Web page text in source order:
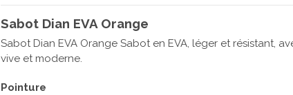
Sabot Dian EVA Orange
Sabot Dian EVA Orange Sabot en EVA, léger et résistant,
vive et moderne.
Pointure